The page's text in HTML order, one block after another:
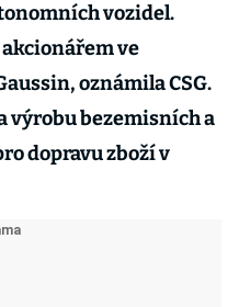
vozidel.
ve
oznámila CSG.
výrobu bezemisních a
dopravu zboží v